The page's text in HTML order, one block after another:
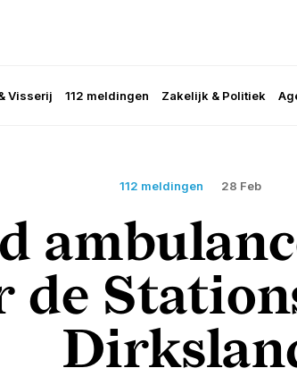
Visserij 112 meldingen Zakelijk & Politiek
112 meldingen 28 Feb
de